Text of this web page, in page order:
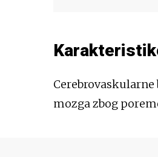
mozga zbog